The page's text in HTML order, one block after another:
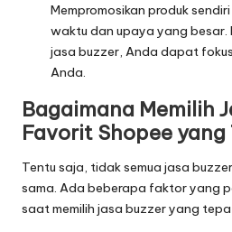
Mempromosikan produk
waktu dan upaya yang besar.
jasa buzzer, Anda dapat
Anda.
Bagaimana Memilih
Favorit Shopee yang
Tentu saja, tidak semua jasa
sama. Ada beberapa faktor yang
saat memilih jasa buzzer yang